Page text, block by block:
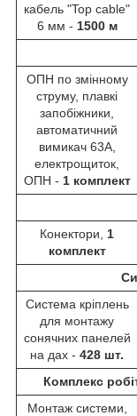
кабель "Top cable"
6 мм - 1500 м
ОПН по змінному
струму, плавкі
запобіжники,
автоматичний
вимикач 63А,
електрощиток,
ОПН - 1 комплект
Конектори, 1
комплект
Система кріплень
для монтажу
сонячних панелей
на дах - 428 шт.
Комплекс
Монтаж системи,